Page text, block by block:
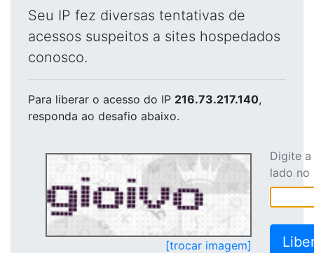
Seu IP fez diversas tentativas de
acessos suspeitos a sites hospedados
conosco.
Para liberar o acesso do IP 216.73.217.140,
responda ao desafio abaixo.
[trocar imagem]
Digite
lado no